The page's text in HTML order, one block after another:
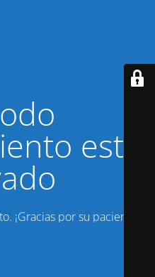
está
¡Gracias por su paciencia!